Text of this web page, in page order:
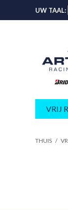
UW TAAL:
VRIJ
THUIS /